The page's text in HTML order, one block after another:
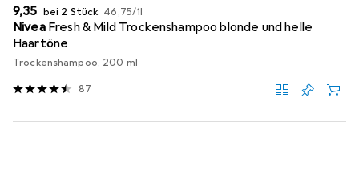
EUR
9,35 bei 2 Stück EUR
46,75/1l
Nivea Fresh & Mild Trockenshampoo blonde und helle
Haartöne
Trockenshampoo, 200 ml
87